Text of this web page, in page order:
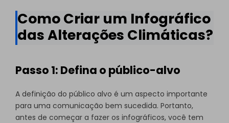
Como Criar um Infográfico
das Alterações Climáticas?
Passo 1: Defina o público-alvo
A definição do público alvo é um aspecto importante
para uma comunicação bem sucedida. Portanto,
antes de começar a fazer os infográficos, você tem